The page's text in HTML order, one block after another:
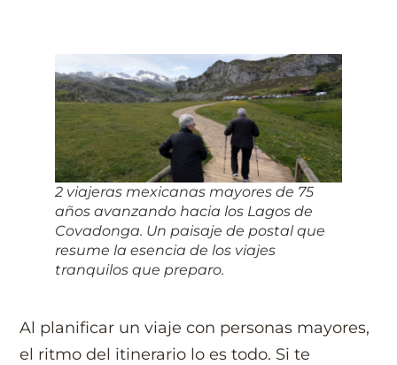
2 viajeras mexicanas mayores de 75
años avanzando hacia los Lagos de
Covadonga. Un paisaje de postal que
resume la esencia de los viajes
tranquilos que preparo.
Al planificar un viaje con personas mayores,
el ritmo del itinerario lo es todo. Si te